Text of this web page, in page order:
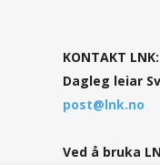
KONTAKT LNK:
Dagleg leiar
post@lnk.no
Ved å bruka